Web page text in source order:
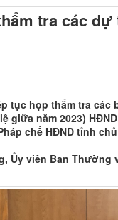
tra các
tục họp thẩm tra
năm 2023)
chế HĐND tỉnh
Ủy viên Ban Thường